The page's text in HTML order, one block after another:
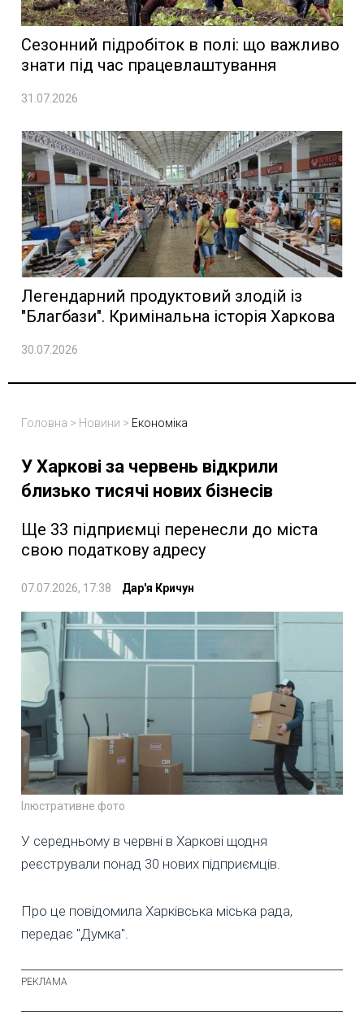
Сезонний підробіток в полі: що важливо
знати під час працевлаштування
31.07.2026
Легендарний продуктовий злодій із
"Благбази". Кримінальна історія Харкова
30.07.2026
Головна > Новини > Економіка
У Харкові за червень відкрили
близько тисячі нових бізнесів
Ще 33 підприємці перенесли до міста
свою податкову адресу
07.07.2026, 17:38 Дар'я Кричун
Ілюстративне фото
У середньому в червні в Харкові щодня
реєстрували понад 30 нових підприємців.
Про це повідомила Харківська міська рада,
передає "Думка".